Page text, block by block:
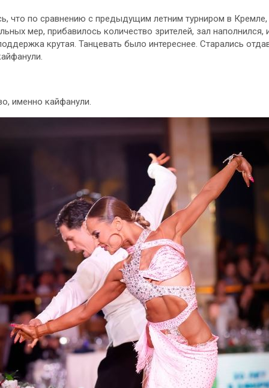
что по сравнению с предыдущим летним турниром в
мер, прибавилось количество зрителей, зал
крутая. Танцевать было интереснее. Старались
именно кайфанули.